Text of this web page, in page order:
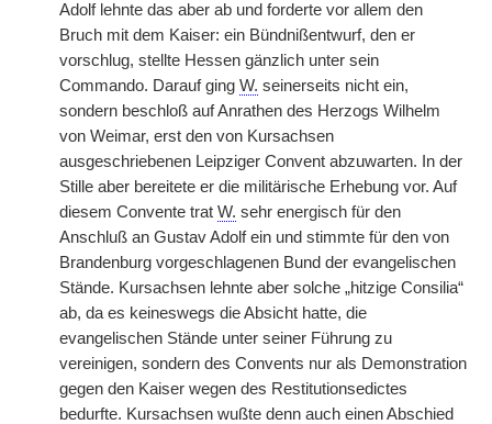
Adolf lehnte das aber ab und forderte vor allem den
Bruch mit dem Kaiser: ein Bündnißentwurf, den er
vorschlug, stellte Hessen gänzlich unter sein
Commando. Darauf ging W. seinerseits nicht ein,
sondern beschloß auf Anrathen des Herzogs Wilhelm
von Weimar, erst den von Kursachsen
ausgeschriebenen Leipziger Convent abzuwarten. In der
Stille aber bereitete er die militärische Erhebung vor. Auf
diesem Convente trat W. sehr energisch für den
Anschluß an Gustav Adolf ein und stimmte für den von
Brandenburg vorgeschlagenen Bund der evangelischen
Stände. Kursachsen lehnte aber solche „hitzige Consilia“
ab, da es keineswegs die Absicht hatte, die
evangelischen Stände unter seiner Führung zu
vereinigen, sondern des Convents nur als Demonstration
gegen den Kaiser wegen des Restitutionsedictes
bedurfte. Kursachsen wußte denn auch einen Abschied